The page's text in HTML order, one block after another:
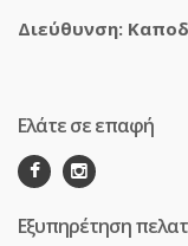
Διεύθυνση:
Ελάτε σε επαφή
Εξυπηρέτηση